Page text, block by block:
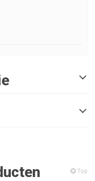
Top